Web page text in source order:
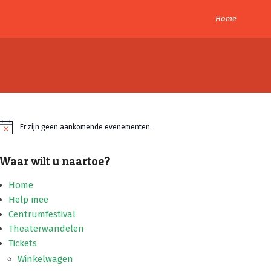
Home
Er zijn geen aankomende evenementen.
Waar wilt u naartoe?
Home
Help mee
Centrumfestival
Theaterwandelen
Tickets
Winkelwagen